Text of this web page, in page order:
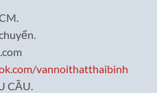
vannoithatthaibinh
CẦU.